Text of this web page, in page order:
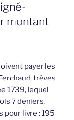
montant
payer les
trèves
1739, lequel
7 deniers,
pour livre : 195